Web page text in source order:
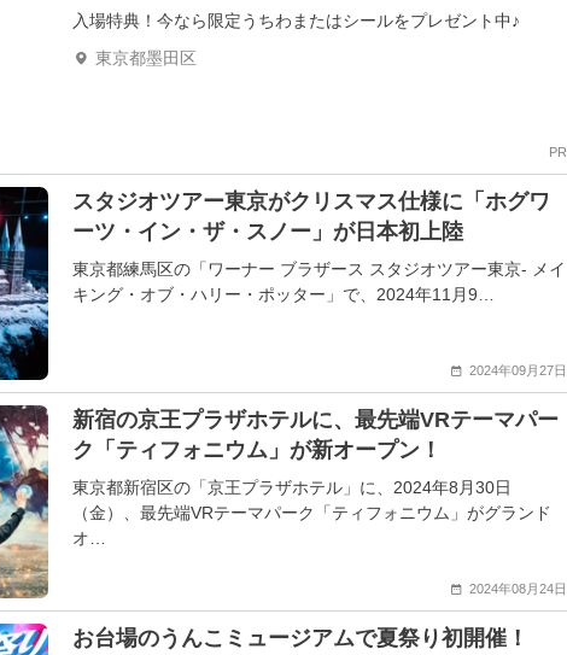
入場特典！今なら限定うちわまたはシールをプレゼント中♪
東京都墨田区
PR
スタジオツアー東京がクリスマス仕様に「ホグワ
ーツ・イン・ザ・スノー」が日本初上陸
東京都練馬区の「ワーナー ブラザース スタジオツアー東京- メイ
キング・オブ・ハリー・ポッター」で、2024年11月9…
2024年09月27日
新宿の京王プラザホテルに、最先端VRテーマパー
ク「ティフォニウム」が新オープン！
東京都新宿区の「京王プラザホテル」に、2024年8月30日
（金）、最先端VRテーマパーク「ティフォニウム」がグランド
オ…
2024年08月24日
お台場のうんこミュージアムで夏祭り初開催！